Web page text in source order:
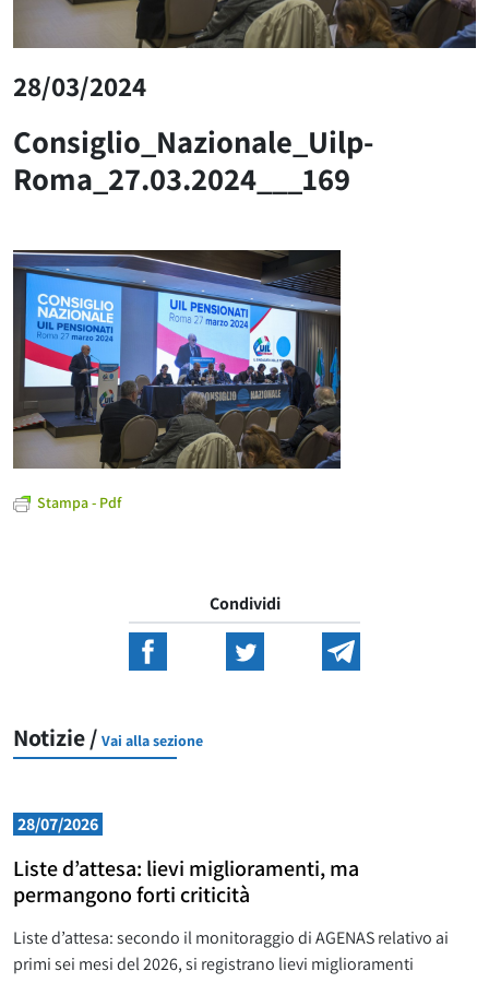
28/03/2024
Consiglio_Nazionale_Uilp-
Roma_27.03.2024___169
Stampa - Pdf
Condividi
Notizie / Vai alla sezione
28/07/2026
Liste d’attesa: lievi miglioramenti, ma
permangono forti criticità
Liste d’attesa: secondo il monitoraggio di AGENAS relativo ai
primi sei mesi del 2026, si registrano lievi miglioramenti